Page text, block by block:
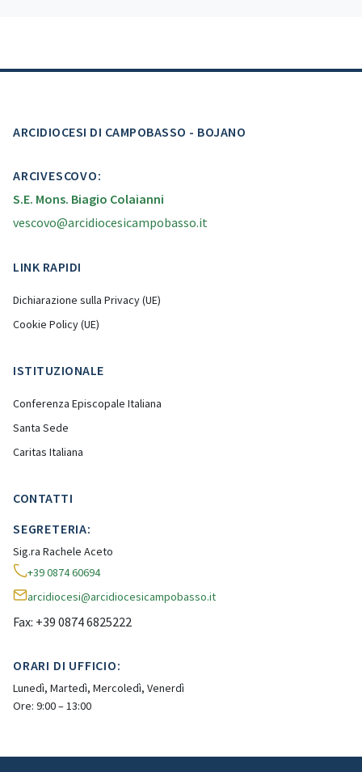
ARCIDIOCESI DI CAMPOBASSO - BOJANO
ARCIVESCOVO:
S.E. Mons. Biagio Colaianni
vescovo@arcidiocesicampobasso.it
LINK RAPIDI
Dichiarazione sulla Privacy (UE)
Cookie Policy (UE)
ISTITUZIONALE
Conferenza Episcopale Italiana
Santa Sede
Caritas Italiana
CONTATTI
SEGRETERIA:
Sig.ra Rachele Aceto
+39 0874 60694
arcidiocesi@arcidiocesicampobasso.it
Fax: +39 0874 6825222
ORARI DI UFFICIO:
Lunedì, Martedì, Mercoledì, Venerdì
Ore: 9:00 – 13:00